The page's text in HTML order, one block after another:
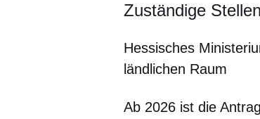
Zuständige
Hessisches
ländlichen Raum
Ab 2026 ist die